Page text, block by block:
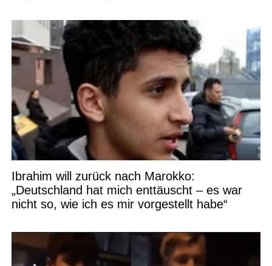
Ibrahim will zurück nach Marokko:
„Deutschland hat mich enttäuscht – es war
nicht so, wie ich es mir vorgestellt habe“